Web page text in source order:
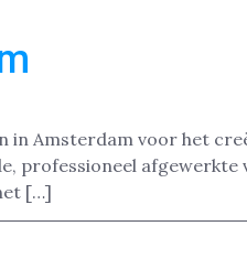
in Amsterdam voor het
professioneel afgewerkte
[…]